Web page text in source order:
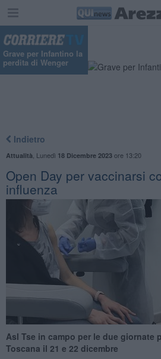
Grave per Infantino la
perdita di Wenger
Indietro
Attualità Lunedì 18 Dicembre 2023ore 13:20
Open Day per vaccinarsi
influenza
Asl Tse in campo per le due giornate
Toscana il 21 e 22 dicembre